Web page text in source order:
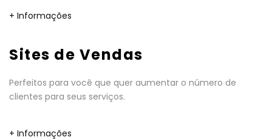
+ Informações
Sites de Vendas
Perfeitos para você que quer aumentar o número de
clientes para seus serviços.
+ Informações